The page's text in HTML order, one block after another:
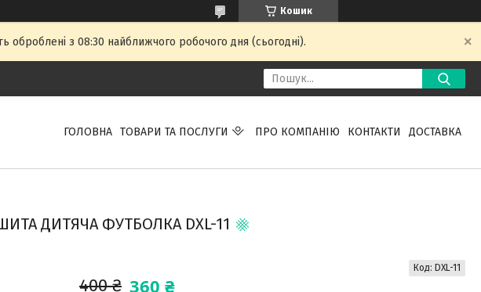
Кошик
оброблені з 08:30 найближчого робочого дня (сьогодні).
ГОЛОВНА ТОВАРИ ТА ПОСЛУГИ ПРО КОМПАНІЮ КОНТАКТИ ДОСТАВКА
ДИТЯЧА ФУТБОЛКА DXL-11
400 ₴ 360 ₴
Код: DXL-11